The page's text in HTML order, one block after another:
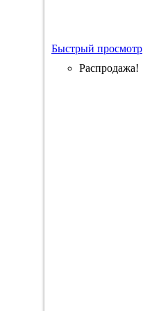
Быстрый просмотр
Распродажа!